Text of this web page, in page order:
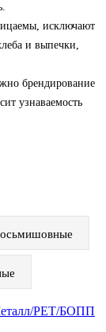
исключают
и выпечки,
брендирование
узнаваемость